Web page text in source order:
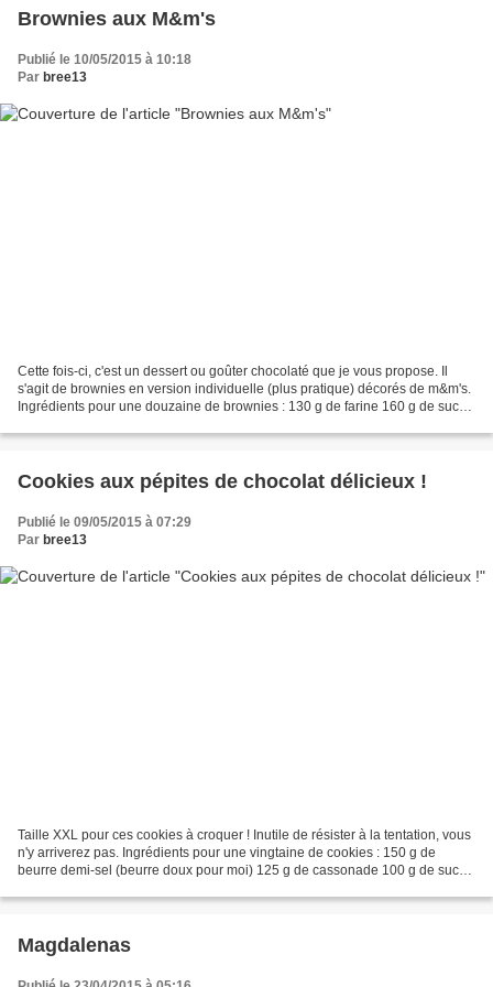
Brownies aux M&m's
Publié le 10/05/2015 à 10:18
Par bree13
Cette fois-ci, c'est un dessert ou goûter chocolaté que je vous propose. Il
s'agit de brownies en version individuelle (plus pratique) décorés de m&m's.
Ingrédients pour une douzaine de brownies : 130 g de farine 160 g de sucre
Cookies aux pépites de chocolat délicieux !
Publié le 09/05/2015 à 07:29
Par bree13
Taille XXL pour ces cookies à croquer ! Inutile de résister à la tentation, vous
n'y arriverez pas. Ingrédients pour une vingtaine de cookies : 150 g de
beurre demi-sel (beurre doux pour moi) 125 g de cassonade 100 g de sucre
Magdalenas